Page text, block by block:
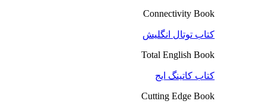
Connectivity Book
کتاب توتال انگلیش
Total English Book
کتاب کاتینگ ایج
Cutting Edge Book